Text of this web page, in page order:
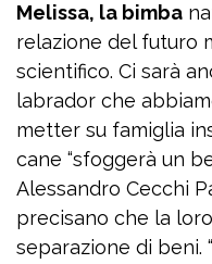
Melissa, la bimba
relazione del futuro
scientifico. Ci sarà
labrador che
metter su famiglia
cane “sfoggerà un
Alessandro Cecchi
precisano che la
separazione di beni.